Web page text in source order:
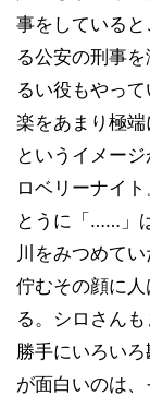
事をしている
る公安の刑事
るい役もやっ
楽をあまり極
というイメー
ロベリーナイ
とうに「……」
川をみつめて
佇むその顔に
る。シロさん
勝手にいろいろ
が面白いのは